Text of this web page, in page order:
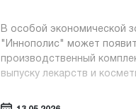
В особой экономической
"Иннополис" может
производственный
выпуску лекарств и